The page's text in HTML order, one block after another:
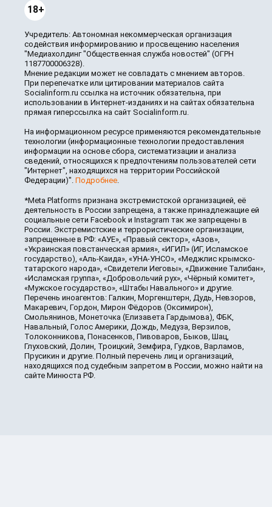
18+
Учредитель: Автономная некоммерческая организация
содействия информированию и просвещению населения
"Медиахолдинг "Общественная служба новостей" (ОГРН
1187700006328).
Мнение редакции может не совпадать с мнением авторов.
При перепечатке или цитировании материалов сайта
Socialinform.ru ссылка на источник обязательна, при
использовании в Интернет-изданиях и на сайтах обязательна
прямая гиперссылка на сайт Socialinform.ru.
На информационном ресурсе применяются рекомендательные
технологии (информационные технологии предоставления
информации на основе сбора, систематизации и анализа
сведений, относящихся к предпочтениям пользователей сети
"Интернет", находящихся на территории Российской
Федерации)". Подробнее.
*Meta Platforms признана экстремистской организацией, её
деятельность в России запрещена, а также принадлежащие ей
социальные сети Facebook и Instagram так же запрещены в
России. Экстремистские и террористические организации,
запрещенные в РФ: «АУЕ», «Правый сектор», «Азов»,
«Украинская повстанческая армия», «ИГИЛ» (ИГ, Исламское
государство), «Аль-Каида», «УНА-УНСО», «Меджлис крымско-
татарского народа», «Свидетели Иеговы», «Движение Талибан»,
«Исламская группа», «Добровольчий рух», «Чёрный комитет»,
«Мужское государство», «Штабы Навального» и другие.
Перечень иноагентов: Галкин, Моргенштерн, Дудь, Невзоров,
Макаревич, Гордон, Мирон Фёдоров (Оксимирон),
Смольянинов, Монеточка (Елизавета Гардымова), ФБК,
Навальный, Голос Америки, Дождь, Медуза, Верзилов,
Толоконникова, Понасенков, Пивоваров, Быков, Шац,
Глуховский, Долин, Троицкий, Земфира, Гудков, Варламов,
Прусикин и другие. Полный перечень лиц и организаций,
находящихся под судебным запретом в России, можно найти на
сайте Минюста РФ.